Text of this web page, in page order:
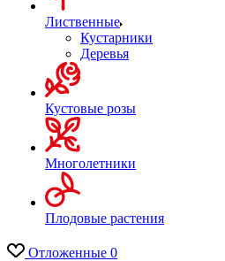
Лиственные
Кустарники
Деревья
Кустовые розы
Многолетники
Плодовые растения
Отложенные 0